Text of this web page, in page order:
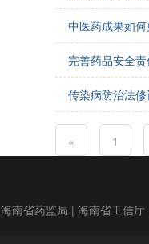
中医药成果如
完善药品安全
传染病防治法
« 1
海南省药监局 | 海南省工信厅